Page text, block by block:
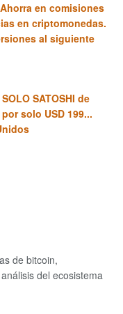
Ahorra en comisiones
en criptomonedas.
al siguiente
SATOSHI de
solo USD 199...
de bitcoin,
del ecosistema